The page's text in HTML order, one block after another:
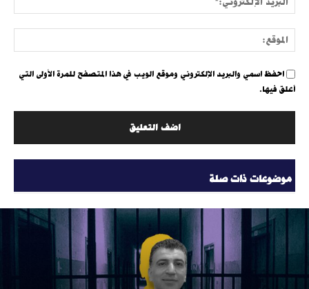
احفظ اسمي والبريد الإلكتروني وموقع الويب في هذا المتصفح للمرة الأولى التي
أعلق فيها.
موضوعات ذات صلة